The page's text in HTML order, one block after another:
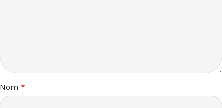
Nom *